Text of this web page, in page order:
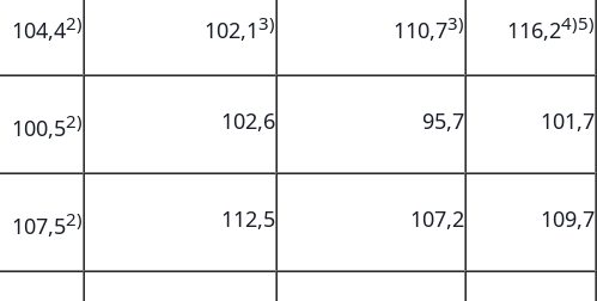
104,42) 102,13) 110,73) 116,24)5)
100,52) 102,6 95,7 101,7
107,52) 112,5 107,2 109,7